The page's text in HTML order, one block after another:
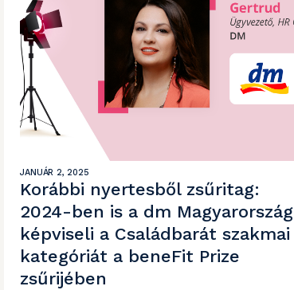
JANUÁR 2, 2025
Korábbi nyertesből zsűritag:
2024-ben is a dm Magyarország
képviseli a Családbarát szakmai
kategóriát a beneFit Prize
zsűrijében